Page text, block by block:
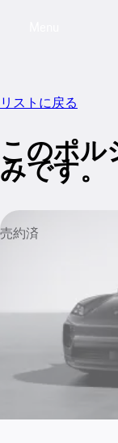
リストに戻る
このポル
みです。
売約済